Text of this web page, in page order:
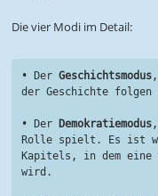
Die vier Modi im Detail:
• Der Geschichtsmodus
der Geschichte
• Der Demokratiemodus
Rolle spielt. Es ist
Kapitels, in dem eine
wird.